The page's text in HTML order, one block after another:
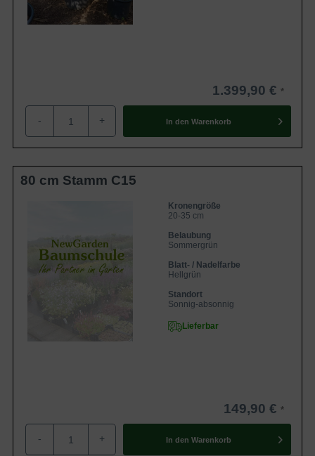
1.399,90 €
- + In den Warenkorb
80 cm Stamm C15
Kronengröße
20-35 cm
Belaubung
Sommergrün
Blatt- / Nadelfarbe
Hellgrün
Standort
Sonnig-absonnig
Lieferbar
149,90 €
- + In den Warenkorb